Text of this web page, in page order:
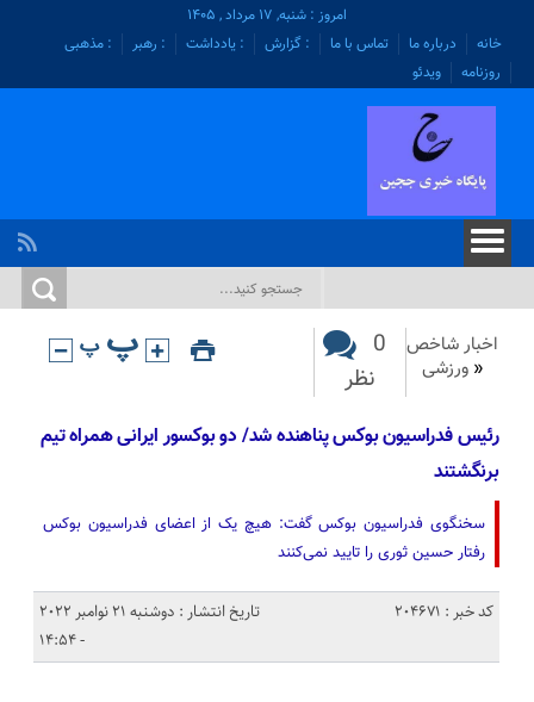
امروز : شنبه, ۱۷ مرداد , ۱۴۰۵
خانه
درباره ما تماس با ما : گزارش : یادداشت : رهبر
: مذهبی
روزنامه
ویدئو
اخبار شاخص
« ورزشی
0
نظر
رئیس فدراسیون بوکس پناهنده شد/ دو بوکسور ایرانی همراه تیم
برنگشتند
سخنگوی فدراسیون بوکس گفت: هیچ یک از اعضای فدراسیون بوکس
رفتار حسین ثوری را تایید نمی‌کنند
کد خبر : 204671
تاریخ انتشار : دوشنبه 21 نوامبر 2022
- 14:54